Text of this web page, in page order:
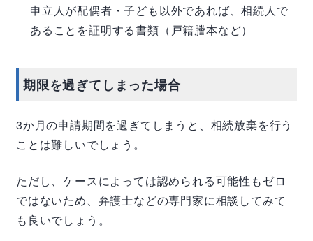
申立人が配偶者・子ども以外であれば、相続人で
あることを証明する書類（戸籍謄本など）
期限を過ぎてしまった場合
3か月の申請期間を過ぎてしまうと、相続放棄を行う
ことは難しいでしょう。
ただし、ケースによっては認められる可能性もゼロ
ではないため、弁護士などの専門家に相談してみて
も良いでしょう。